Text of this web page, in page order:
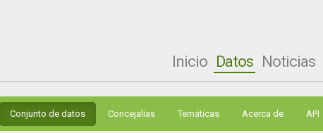
Inicio Datos Noticias
Conjunto de datos Concejalías Temáticas Acerca de API